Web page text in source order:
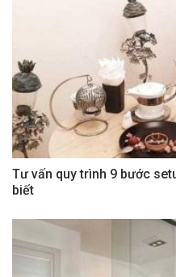
Tư vấn quy trình 9 bước
biết